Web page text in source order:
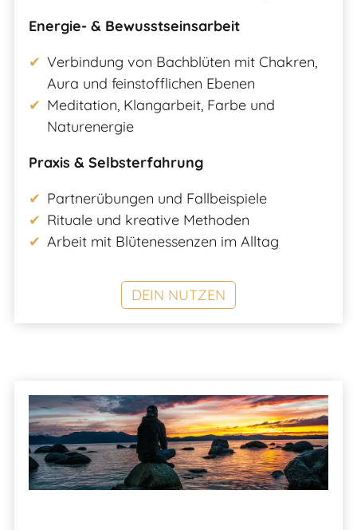
Energie- & Bewusstseinsarbeit
Verbindung von Bachblüten mit Chakren,
Aura und feinstofflichen Ebenen
Meditation, Klangarbeit, Farbe und
Naturenergie
Praxis & Selbsterfahrung
Partnerübungen und Fallbeispiele
Rituale und kreative Methoden
Arbeit mit Blütenessenzen im Alltag
DEIN NUTZEN